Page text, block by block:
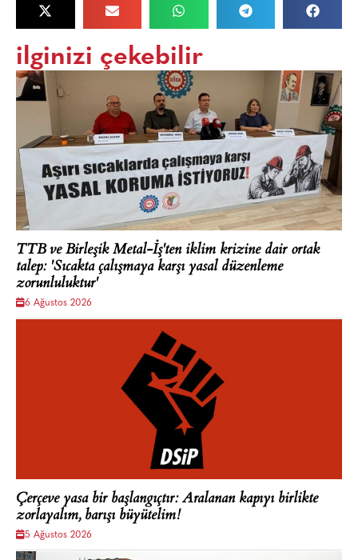
ilginizi çekebilir
TTB ve Birleşik Metal-İş'ten iklim krizine dair ortak
talep: 'Sıcakta çalışmaya karşı yasal düzenleme
zorunluluktur'
6 Ağustos 2026
Çerçeve yasa bir başlangıçtır: Aralanan kapıyı birlikte
zorlayalım, barışı büyütelim!
5 Ağustos 2026